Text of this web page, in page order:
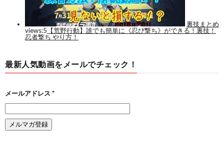
最新人気動画をメールでチェック！
メールアドレス *